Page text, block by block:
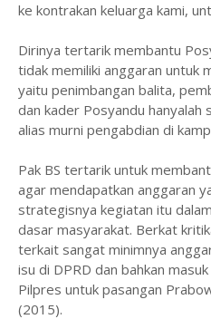
ke kontrakan keluarga kami,
Dirinya tertarik membantu
tidak memiliki anggaran untuk
yaitu penimbangan balita,
dan kader Posyandu hanyalah
alias murni pengabdian di
Pak BS tertarik untuk
agar mendapatkan anggaran
strategisnya kegiatan itu
dasar masyarakat. Berkat
terkait sangat minimnya
isu di DPRD dan bahkan
Pilpres untuk pasangan
(2015).